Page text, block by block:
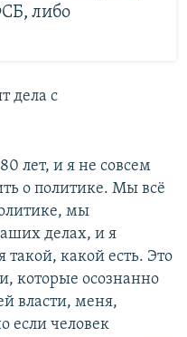
либо
дела с
лет, и я не совсем
о политике. Мы всё
мы
делах, и я
такой, какой есть. Это
которые осознанно
власти, меня,
если человек